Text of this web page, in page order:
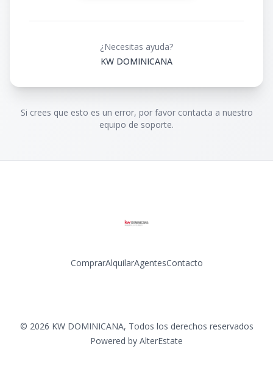
¿Necesitas ayuda?
KW DOMINICANA
Si crees que esto es un error, por favor contacta a nuestro
equipo de soporte.
ComprarAlquilarAgentesContacto
© 2026 KW DOMINICANA, Todos los derechos reservados
Powered by AlterEstate